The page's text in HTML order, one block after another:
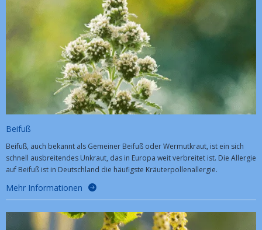
Beifuß
Beifuß, auch bekannt als Gemeiner Beifuß oder Wermutkraut, ist ein sich
schnell ausbreitendes Unkraut, das in Europa weit verbreitet ist. Die Allergie
auf Beifuß ist in Deutschland die häufigste Kräuterpollenallergie.
Mehr Informationen